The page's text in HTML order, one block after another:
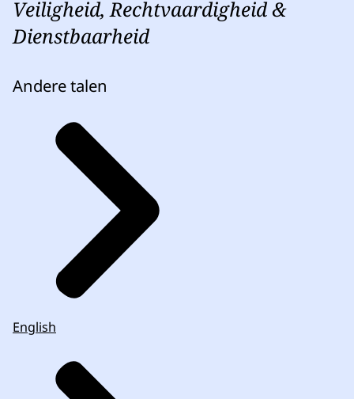
Veiligheid, Rechtvaardigheid &
Dienstbaarheid
Andere talen
English